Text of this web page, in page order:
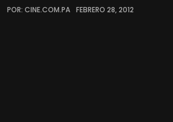
POR: CINE.COM.PA FEBRERO 28, 2012